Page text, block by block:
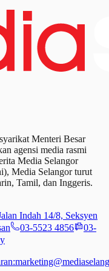
Menteri Besar
agensi media rasmi
Media Selangor
Media Selangor turut
Tamil, dan Inggeris.
Indah 14/8, Seksyen
03-5523 4856
03-